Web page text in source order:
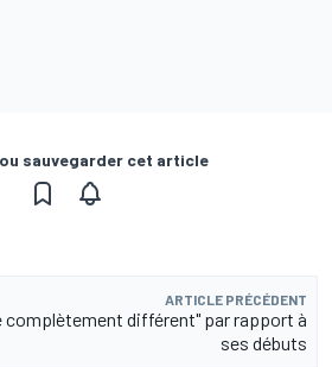
sauvegarder cet article
ARTICLE PRÉCÉDENT
complètement différent" par rapport à
ses débuts